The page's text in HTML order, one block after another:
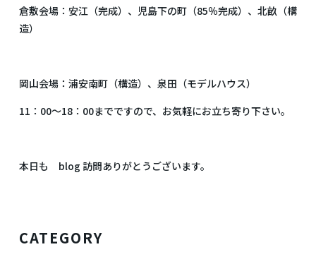
倉敷会場：安江（完成）、児島下の町（85％完成）、北畝（構
造）
岡山会場：浦安南町（構造）、泉田（モデルハウス）
11：00～18：00までですので、お気軽にお立ち寄り下さい。
本日も blog 訪問ありがとうございます。
CATEGORY